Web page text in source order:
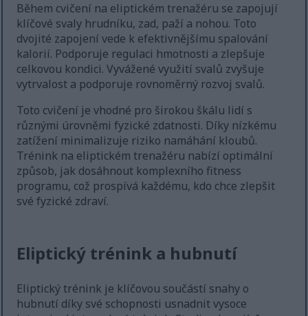
Během cvičení na eliptickém trenažéru se zapojují
klíčové svaly hrudníku, zad, paží a nohou. Toto
dvojité zapojení vede k efektivnějšímu spalování
kalorií. Podporuje regulaci hmotnosti a zlepšuje
celkovou kondici. Vyvážené využití svalů zvyšuje
vytrvalost a podporuje rovnoměrný rozvoj svalů.
Toto cvičení je vhodné pro širokou škálu lidí s
různými úrovněmi fyzické zdatnosti. Díky nízkému
zatížení minimalizuje riziko namáhání kloubů.
Trénink na eliptickém trenažéru nabízí optimální
způsob, jak dosáhnout komplexního fitness
programu, což prospívá každému, kdo chce zlepšit
své fyzické zdraví.
Eliptický trénink a hubnutí
Eliptický trénink je klíčovou součástí snahy o
hubnutí díky své schopnosti usnadnit vysoce